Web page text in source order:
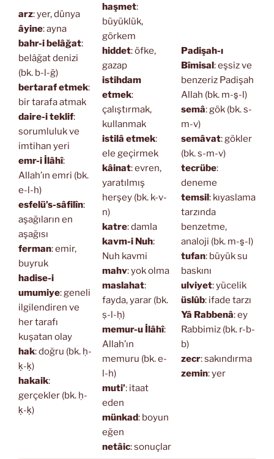
arz: yer, dünya
âyine: ayna
bahr-i belâğat:
belâğat denizi
(bk. b-l-ğ)
bertaraf etmek:
bir tarafa atmak
daire-i teklif:
sorumluluk ve
imtihan yeri
emr-i İlâhî:
Allah’ın emri (bk.
e-l-h)
esfelü’s-sâfilîn:
aşağıların en
aşağısı
ferman: emir,
buyruk
hadise-i
umumiye: geneli
ilgilendiren ve
her tarafı
kuşatan olay
hak: doğru (bk. ḥ-
ḳ-ḳ)
hakaik:
gerçekler (bk. ḥ-
ḳ-ḳ)
haşmet:
büyüklük,
görkem
hiddet: öfke,
gazap
istihdam
etmek:
çalıştırmak,
kullanmak
istilâ etmek:
ele geçirmek
kâinat: evren,
yaratılmış
herşey (bk. k-v-
n)
katre: damla
kavm-i Nuh:
Nuh kavmi
mahv: yok olma
maslahat:
fayda, yarar (bk.
ṣ-l-ḥ)
memur-u İlâhî:
Allah’ın
memuru (bk. e-
l-h)
muti’: itaat
eden
münkad: boyun
eğen
netâic: sonuçlar
Padişah-ı
Bîmisal: eşsiz ve
benzeriz Padişah
Allah (bk. m-s̱-l)
semâ: gök (bk. s-
m-v)
semâvat: gökler
(bk. s-m-v)
tecrübe:
deneme
temsil: kıyaslama
tarzında
benzetme,
analoji (bk. m-s̱-l)
tufan: büyük su
baskını
ulviyet: yücelik
üslûb: ifade tarzı
Yâ Rabbenâ: ey
Rabbimiz (bk. r-b-
b)
zecr: sakındırma
zemin: yer